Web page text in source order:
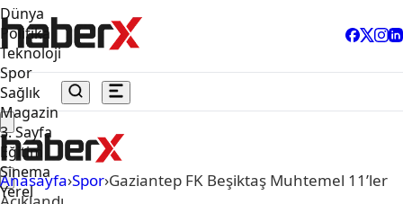
Dünya
Politika
Teknoloji
Spor
Sağlık
Magazin
3. Sayfa
Eğitim
Sinema
Yerel
Anasayfa›Spor›Gaziantep FK Beşiktaş Muhtemel 11’ler